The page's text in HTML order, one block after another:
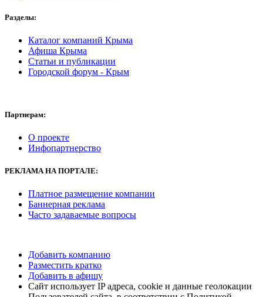
Разделы:
Каталог компаний Крыма
Афиша Крыма
Статьи и публикации
Городской форум - Крым
Партнерам:
О проекте
Инфопартнерство
РЕКЛАМАНА ПОРТАЛЕ:
Платное размещение компании
Баннерная реклама
Часто задаваемые вопросы
Добавить компанию
Разместить кратко
Добавить в афишу
Сайт использует IP адреса, cookie и данные геолокации